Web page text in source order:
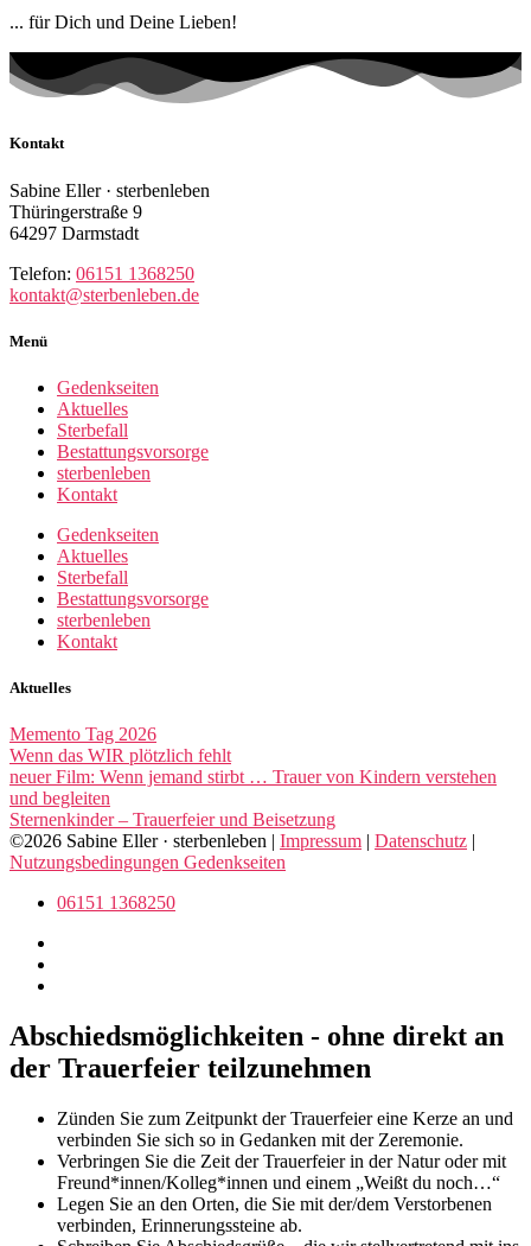
... für Dich und Deine Lieben!
Kontakt
Sabine Eller · sterbenleben
Thüringerstraße 9
64297 Darmstadt
Telefon: 06151 1368250
kontakt@sterbenleben.de
Menü
Gedenkseiten
Aktuelles
Sterbefall
Bestattungsvorsorge
sterbenleben
Kontakt
Gedenkseiten
Aktuelles
Sterbefall
Bestattungsvorsorge
sterbenleben
Kontakt
Aktuelles
Memento Tag 2026
Wenn das WIR plötzlich fehlt
neuer Film: Wenn jemand stirbt … Trauer von Kindern verstehen
und begleiten
Sternenkinder – Trauerfeier und Beisetzung
©2026 Sabine Eller · sterbenleben | Impressum | Datenschutz |
Nutzungsbedingungen Gedenkseiten
06151 1368250
Abschiedsmöglichkeiten - ohne direkt an
der Trauerfeier teilzunehmen
Zünden Sie zum Zeitpunkt der Trauerfeier eine Kerze an und
verbinden Sie sich so in Gedanken mit der Zeremonie.
Verbringen Sie die Zeit der Trauerfeier in der Natur oder mit
Freund*innen/Kolleg*innen und einem „Weißt du noch…“
Legen Sie an den Orten, die Sie mit der/dem Verstorbenen
verbinden, Erinnerungssteine ab.